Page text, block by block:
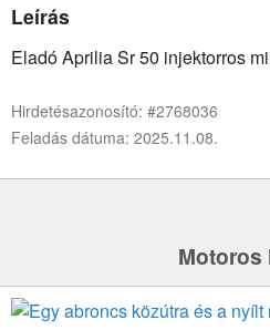
Leírás
Eladó Aprilia Sr 50 injektorros
Hirdetésazonosító: #2768036
Feladás dátuma: 2025.11.08.
Motoros